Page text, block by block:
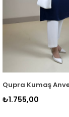
Tunik
Qupra Kumaş
₺1.755,00